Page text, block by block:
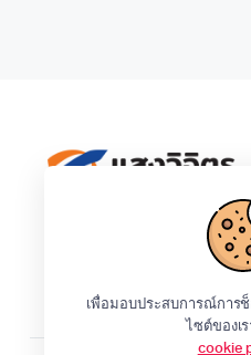
เพื่อมอบประสบการณ์การ
ไซต์ของเ
cookie